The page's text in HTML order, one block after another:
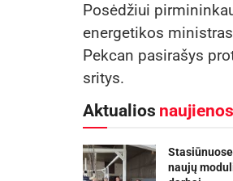
Posėdžiui
energetikos
Pekcan pasirašys
sritys.
Aktualios naujienos
naujų